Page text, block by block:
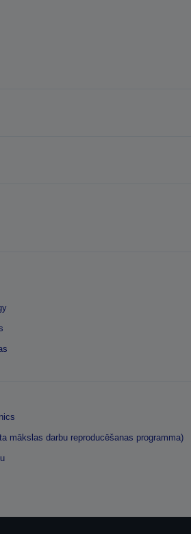
mākslas darbu reproducēšanas programma)